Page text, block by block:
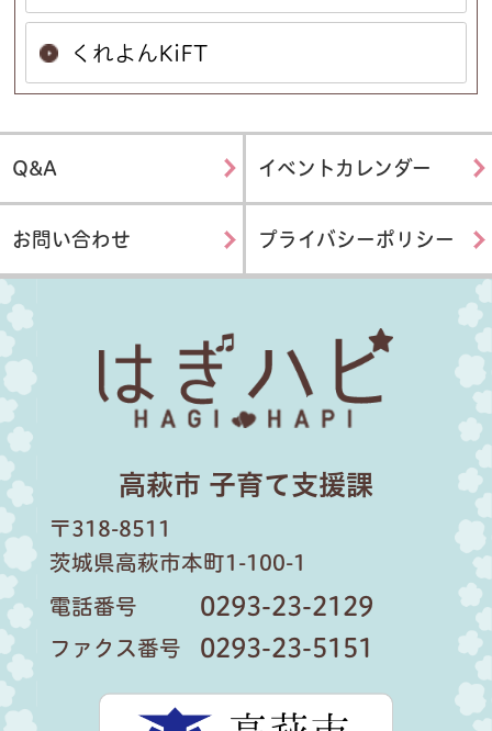
くれよんKiFT
Q&A イベントカレンダー
お問い合わせ プライバシーポリシー
はぎハピ
高萩市 子育て支援課
〒318-8511
茨城県高萩市本町1-100-1
電話番号 0293-23-2129
ファクス番号 0293-23-5151
高萩市